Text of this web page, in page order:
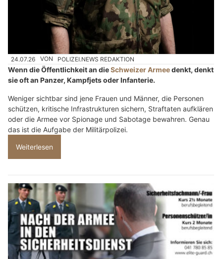
24.07.26 VON POLIZEI.NEWS REDAKTION
Wenn die Öffentlichkeit an dieSchweizer Armeedenkt, denkt
sie oft an Panzer, Kampfjets oder Infanterie.
Weniger sichtbar sind jene Frauen und Männer, die Personen
schützen, kritische Infrastrukturen sichern, Straftaten aufklären
oder die Armee vor Spionage und Sabotage bewahren. Genau
das ist die Aufgabe der Militärpolizei.
Weiterlesen